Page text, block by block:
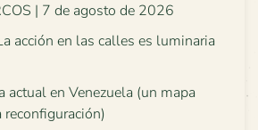
| 7 de agosto de 2026
acción en las calles es luminaria
actual en Venezuela (un mapa